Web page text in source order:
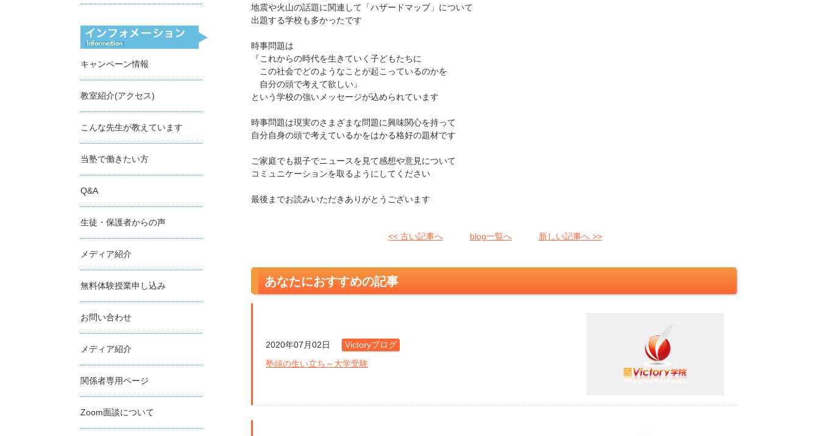
地震や火山の話題に関連して「ハザードマップ」について
出題する学校も多かったです
時事問題は
『これからの時代を生きていく子どもたちに
この社会でどのようなことが起こっているのかを
自分の頭で考えて欲しい』
という学校の強いメッセージが込められています
時事問題は現実のさまざまな問題に興味関心を持って
自分自身の頭で考えているかをはかる格好の題材です
ご家庭でも親子でニュースを見て感想や意見について
コミュニケーションを取るようにしてください
最後までお読みいただきありがとうございます
<< 古い記事へ blog一覧へ 新しい記事へ >>
あなたにおすすめの記事
2020年07月02日
Victoryブログ
塾頭の生い立ち～大学受験
キャンペーン情報
教室紹介(アクセス)
こんな先生が教えています
当塾で働きたい方
Q&A
生徒・保護者からの声
メディア紹介
無料体験授業申し込み
お問い合わせ
メディア紹介
関係者専用ページ
Zoom面談について